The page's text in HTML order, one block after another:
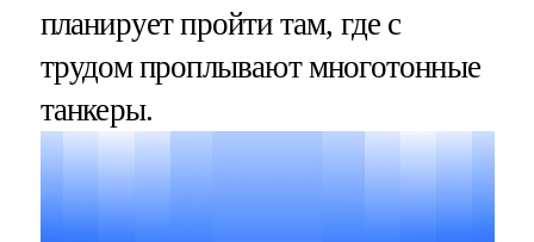
планирует пройти там, где с
трудом проплывают многотонные
танкеры.